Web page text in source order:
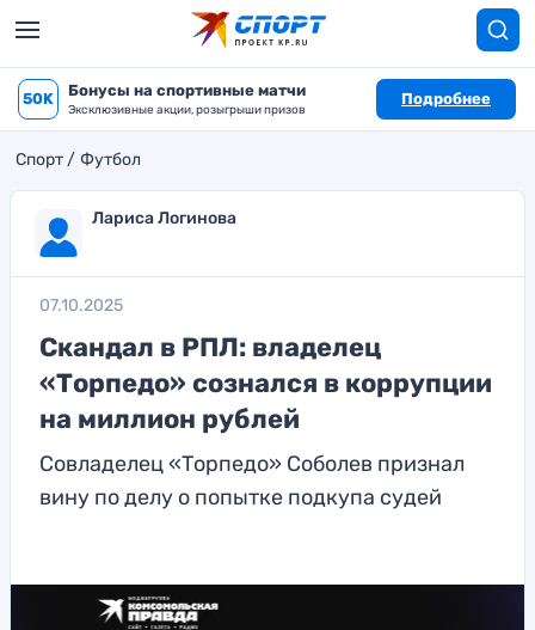
50K Бонусы на спортивные матчи
Эксклюзивные акции, розыгрыши призов
Подробнее
Спорт Футбол
Лариса Логинова
07.10.2025
Скандал в РПЛ: владелец
«Торпедо» сознался в коррупции
на миллион рублей
Совладелец «Торпедо» Соболев признал
вину по делу о попытке подкупа судей